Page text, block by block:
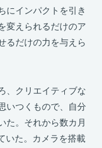
にインパクトを引き
変えられるだけのア
るだけの力を与えら
、クリエイティブな
いつくもので、自分
た。それから数カ月
いた。カメラを搭載